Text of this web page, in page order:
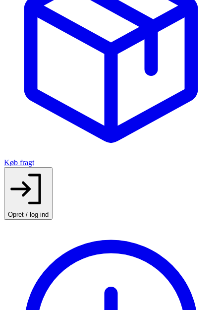
Køb fragt
Opret / log ind